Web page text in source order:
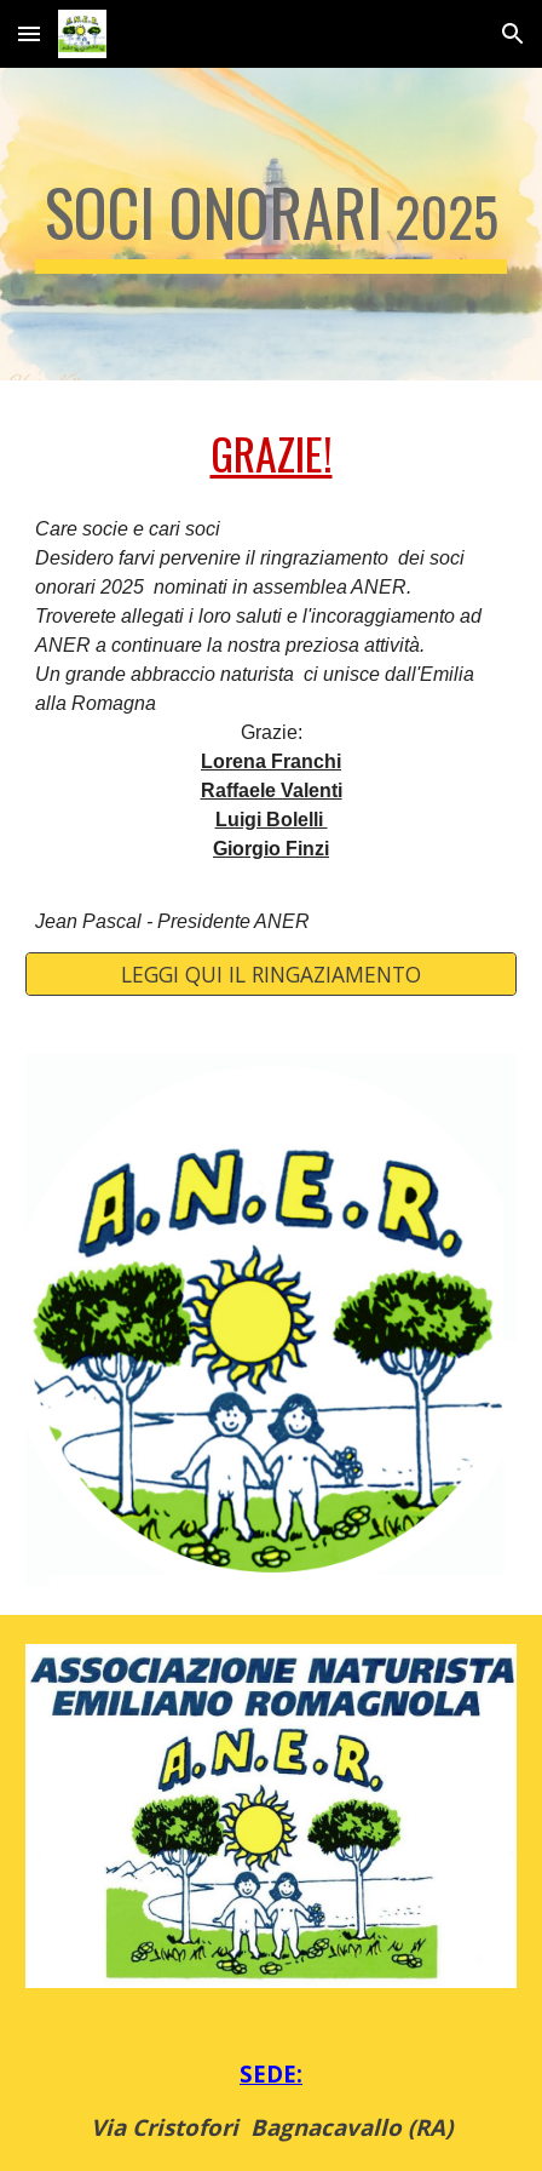
Skip to main content Skip to navigation
SOCI ONORARI2025
GRAZIE!
Care socie e cari soci
Desidero farvi pervenire il ringraziamento dei soci
onorari 2025 nominati in assemblea ANER.
Troverete allegati i loro saluti e l'incoraggiamento ad
ANER a continuare la nostra preziosa attività.
Un grande abbraccio naturista ci unisce dall'Emilia
alla Romagna
Grazie:
Lorena Franchi
Raffaele Valenti
Luigi Bolelli
Giorgio Finzi
Jean Pascal - Presidente ANER
LEGGI QUI IL RINGAZIAMENTO
SEDE:
Via Cristofori Bagnacavallo (RA)